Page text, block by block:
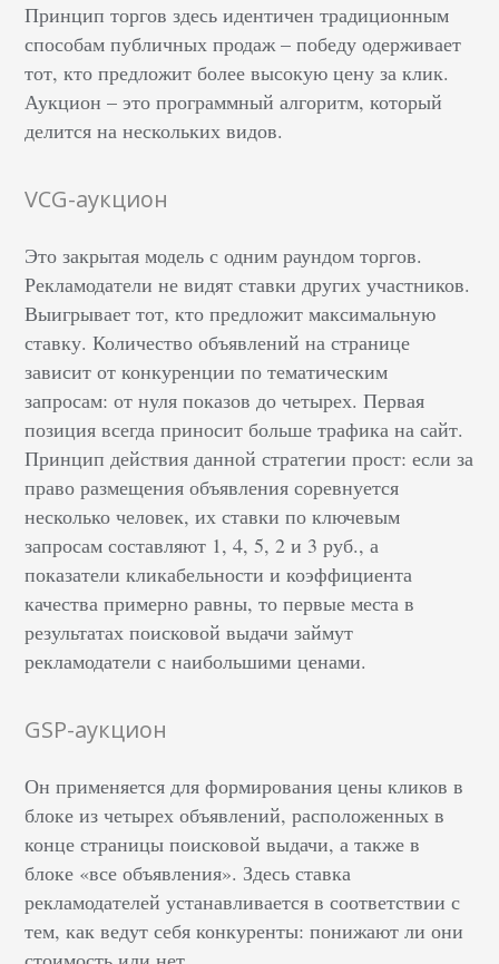
Принцип торгов здесь идентичен традиционным
способам публичных продаж – победу одерживает
тот, кто предложит более высокую цену за клик.
Аукцион – это программный алгоритм, который
делится на нескольких видов.
VCG-аукцион
Это закрытая модель с одним раундом торгов.
Рекламодатели не видят ставки других участников.
Выигрывает тот, кто предложит максимальную
ставку. Количество объявлений на странице
зависит от конкуренции по тематическим
запросам: от нуля показов до четырех. Первая
позиция всегда приносит больше трафика на сайт.
Принцип действия данной стратегии прост: если за
право размещения объявления соревнуется
несколько человек, их ставки по ключевым
запросам составляют 1, 4, 5, 2 и 3 руб., а
показатели кликабельности и коэффициента
качества примерно равны, то первые места в
результатах поисковой выдачи займут
рекламодатели с наибольшими ценами.
GSP-аукцион
Он применяется для формирования цены кликов в
блоке из четырех объявлений, расположенных в
конце страницы поисковой выдачи, а также в
блоке «все объявления». Здесь ставка
рекламодателей устанавливается в соответствии с
тем, как ведут себя конкуренты: понижают ли они